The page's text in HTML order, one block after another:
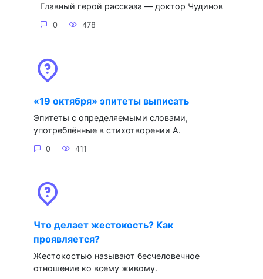
Главный герой рассказа — доктор Чудинов
0 478
«19 октября» эпитеты выписать
Эпитеты с определяемыми словами,
употреблённые в стихотворении А.
0 411
Что делает жестокость? Как
проявляется?
Жестокостью называют бесчеловечное
отношение ко всему живому.